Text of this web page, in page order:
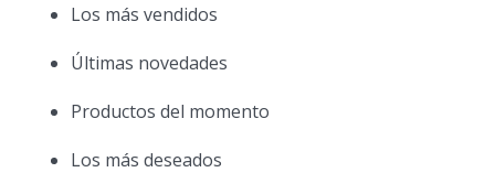
Los más vendidos
Últimas novedades
Productos del momento
Los más deseados